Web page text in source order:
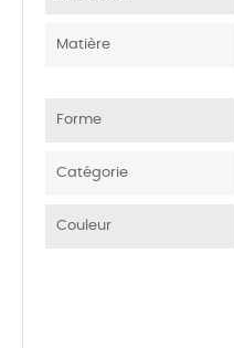
Matière
Forme
Catégorie
Couleur